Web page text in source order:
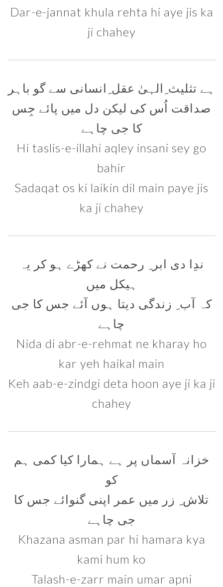
Dar-e-jannat khula rehta hi aye jis ka
ji chahey
ہے تثلیث ِالہیٰ عقل ِانسانی سے گو باہر
صداقت اُس کی لیکن دل میں پائے جِس
کا جی چاہے
Hi taslis-e-illahi aqley insani sey go
bahir
Sadaqat os ki laikin dil main paye jis
ka ji chahey
ندِا دی ابر ِ رحمت نے کھڑے ہو کر یہ
ہیکل میں
کہ آب ِ زندگی دیتا ہوں آئے جس کا جی
چاہے
Nida di abr-e-rehmat ne kharay ho
kar yeh haikal main
Keh aab-e-zindgi deta hoon aye ji ka ji
chahey
خزانہ آسماں پر ہے ہمارا کیا کمی ہم
کو
تلاش ِ زر میں عمر اپنی گنوائے جس کا
جی چاہے
Khazana asman par hi hamara kya
kami hum ko
Talash-e-zarr main umar apni